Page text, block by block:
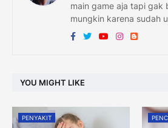
main game aja tapi gak
mungkin karena sudah
YOU MIGHT LIKE
PENYAKIT